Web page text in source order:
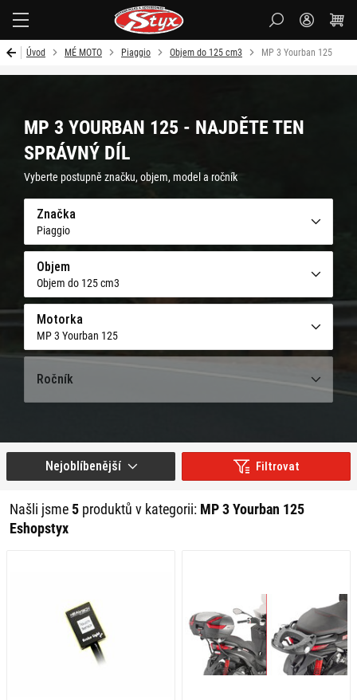
Úvod MÉ MOTO Piaggio Objem do 125 cm3 MP 3 Yourban 125
MP 3 YOURBAN 125 - NAJDĚTE TEN
SPRÁVNÝ DÍL
Vyberte postupně značku, objem, model a ročník
Značka
Piaggio
Objem
Objem do 125 cm3
Motorka
MP 3 Yourban 125
Ročník
Filtrovat
Našli jsme5 produktů v kategorii: MP 3 Yourban 125
Eshopstyx
Nejoblíbenější